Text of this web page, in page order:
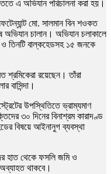
এ অভিযান পরিচালনা করা হয়।
মো. সালমান বিন শওকত
অভিযান চালান। অভিযান চলাকালে
তিনটি বাল্কহেডসহ ১৫ জনকে
শ্রমিকেরা রয়েছেন। তাঁরা
বাসিন্দা।
উপস্থিতিতে ভ্রাম্যমাণ
৩০ দিনের বিনাশ্রম কারাদণ্ড
বিষয়ে আইনানুগ ব্যবস্থা
হাত থেকে ফসলি জমি ও
থাকবে।